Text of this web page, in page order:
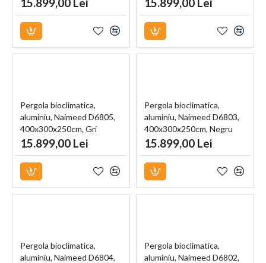
Pergola bioclimatica,
aluminiu, Naimeed D6805,
400x300x250cm, Gri
antracit
15.899,00 Lei
Pergola bioclimatica,
aluminiu, Naimeed D6803,
400x300x250cm, Negru
15.899,00 Lei
Pergola bioclimatica,
aluminiu, Naimeed D6804,
Pergola bioclimatica,
aluminiu, Naimeed D6802,